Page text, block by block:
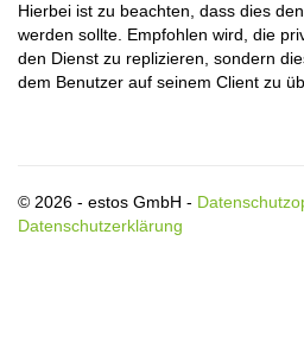
Hierbei ist zu beachten, dass dies
werden sollte. Empfohlen wird, die
den Dienst zu replizieren, sondern
dem Benutzer auf seinem Client zu
© 2026 - estos GmbH -
Datenschutzerklärung